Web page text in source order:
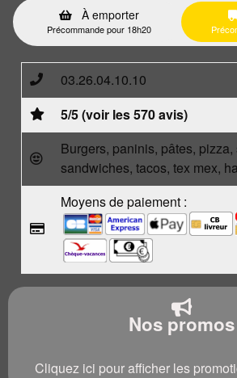
À emporter
Précommande pour 18h20
03.26.04.10.10
5/5 (voir les 570 avis)
Burgers, paninis, pâtes, pizza,
sandwiches, tacos, tex mex,
Moyens de paiement :
Nos promos
Cliquez ici pour afficher les